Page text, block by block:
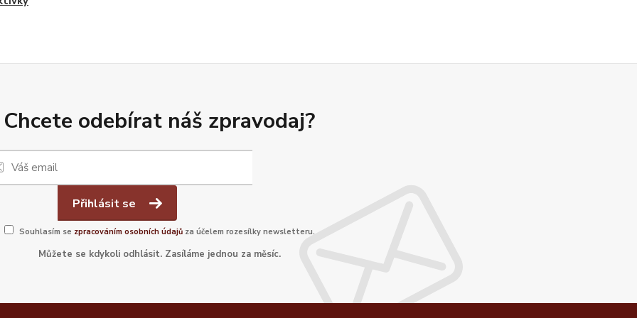
Chcete odebírat náš zpravodaj?
Přihlásit se
Souhlasím se zpracováním osobních údajůza účelem rozesílky newsletteru.
Můžete se kdykoli odhlásit. Zasíláme jednou za měsíc.